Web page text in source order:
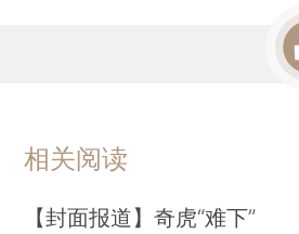
相关阅读
【封面报道】奇虎“难下”